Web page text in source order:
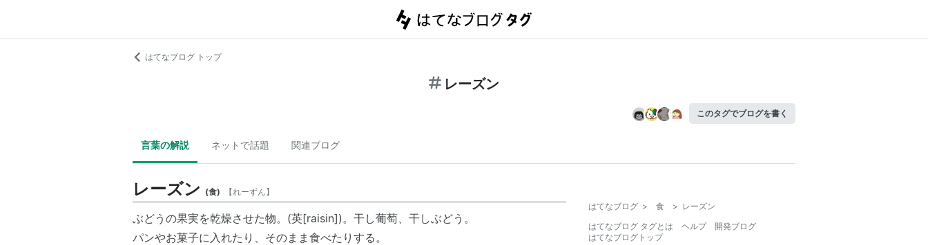
はてなブログ トップ
レーズン
このタグでブログを書く
言葉の解説 ネットで話題 関連ブログ
レーズン (食) 【れーずん】
ぶどうの果実を乾燥させた物。(英[raisin])。干し葡萄、干しぶどう。
パンやお菓子に入れたり、そのまま食べたりする。
はてなブログ > 食 > レーズン
はてなブログ タグとは
ヘルプ
開発ブログ
はてなブログトップ